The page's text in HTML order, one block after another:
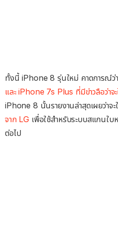
ทั้งนี้ iPhone 8 รุ่นใหม่ คาดการณ์ว่
และ iPhone 7s Plus ที่มีข่าวลือว่าจ
iPhone 8 นั้นรายงานล่าสุดเผยว่าจะ
จาก LG เพื่อใช้สำหรับระบบสแกนใบ
ต่อไป